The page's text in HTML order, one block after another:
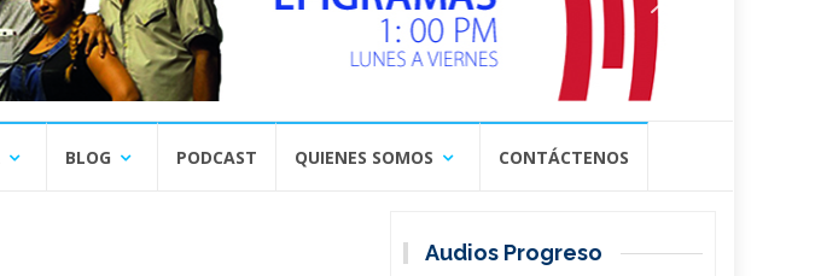
BLOG PODCAST QUIENES SOMOS CONTÁCTENOS
Audios Progreso